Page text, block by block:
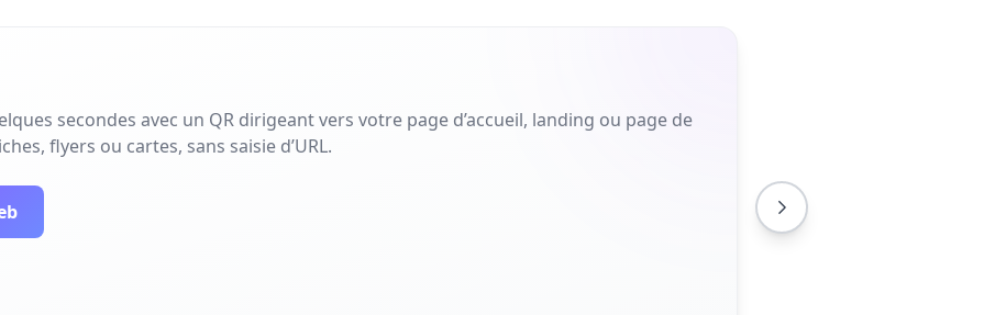
secondes avec un QR dirigeant vers votre page d’accueil, landing ou page de
flyers ou cartes, sans saisie d’URL.